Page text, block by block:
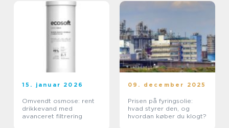
15. januar 2026
Omvendt osmose: rent
drikkevand med
avanceret filtrering
09. december 2025
Prisen på fyringsolie:
hvad styrer den, og
hvordan køber du klogt?